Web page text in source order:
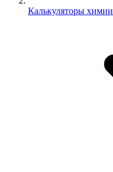
Калькуляторы химии